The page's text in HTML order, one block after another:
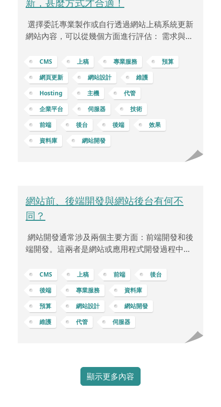
新，甚麼方式才合適！
選擇委託專業製作或自行透過網站上稿系統更新
網站內容，可以從幾個方面進行評估： 需求與目
達到的功能、風格和資訊更新的頻率。技術要求
與知識水準：檢視自身或團隊是否具備更新網站
所需的技術和知識水準。維護網站需要熟悉的技
能和專業知識。時間與效率：考慮能夠投入的時
間，以及自行更新網站所需的時間和成本。委託
專業可能會更迅速地完成更新。成本與預算：考
慮委託專業的成本，以及自行更新所需的支出。
評估預算並確定最具成本效益的選擇。技術支援
CMS 上稿 專業服務
預算
網頁更新
網站設計
維護
Hosting
主機
代管
企業平台
伺服器
技術
前端
後台 後端
效果
資料庫
網站開發
網站前、後端開發與網站後台有何不
同？
網站開發通常涉及兩個主要方面：前端開發和後
端開發。這兩者是網站或應用程式開發過程中的
發 (Frontend Development)：網站前端開發是
指負責構建網站或應用程式的使用者界面部分，
也就是使用者直接與之互動的部分。它包括了網
站的設計、布局、互動性和使用者體驗等方面的
工作，如跨瀏覽器相容性、響應式設計 … 等等。
前端開發者使用 HTML、CSS 和 JavaScript 等技
術來建立網頁並實現互動功能。負責確保網站的
CMS 上稿 前端
後台
後端
專業服務
資料庫
預算
網站設計
網站開發
維護
代管 伺服器
顯示更多內容